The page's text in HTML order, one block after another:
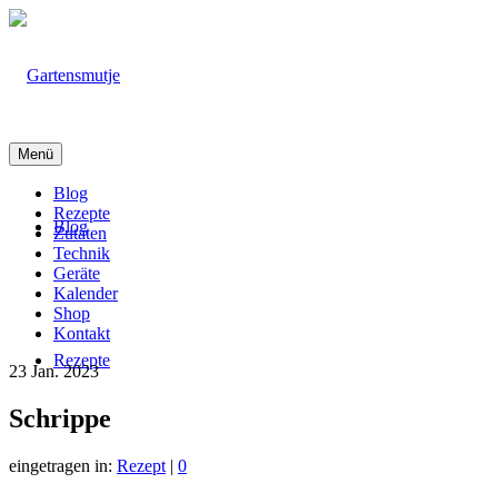
Blog
Rezepte
Menü
Blog
Rezepte
Zutaten
Technik
Geräte
Kalender
Shop
Kontakt
23 Jan. 2023
Schrippe
eingetragen in: Rezept | 0